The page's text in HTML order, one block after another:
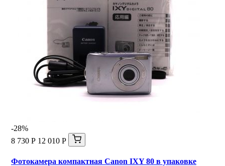
-28%
8 730 Р 12 010 Р
Фотокамера компактная Canon IXY 80 в упаковке